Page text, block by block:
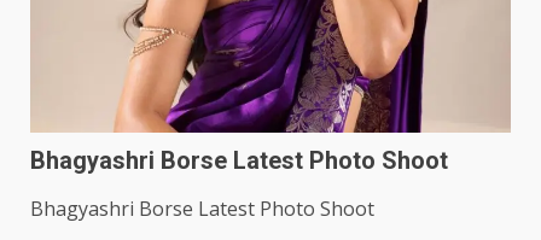
Bhagyashri Borse Latest Photo Shoot
Bhagyashri Borse Latest Photo Shoot